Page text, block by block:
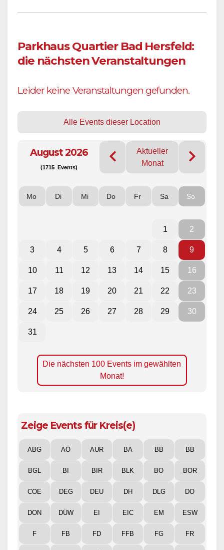
Parkhaus Quartier Bad Hersfeld:
die nächsten Veranstaltungen
Leider keine Veranstaltungen gefunden.
Alle Events dieser Location
August 2026
(1715 Events)
Aktueller
Monat
Mo Di Mi Do Fr Sa So
1 2
3 4 5 6 7 8 9
10 11 12 13 14 15 16
17 18 19 20 21 22 23
24 25 26 27 28 29 30
31
Die nächsten 100 Events im gewählten
Monat!
Zeige Events für Kreis(e)
ABG AÖ AUR BA BB BB
BGL BI BIR BLK BO BOR
COE DEG DEU DH DLG DO
DON DÜW EI EIC EM ESW
F FB FD FFB FG FR